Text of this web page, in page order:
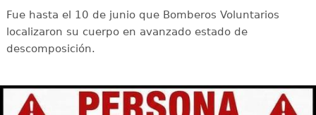
Fue hasta el 10 de junio que Bomberos Voluntarios
localizaron su cuerpo en avanzado estado de
descomposición.